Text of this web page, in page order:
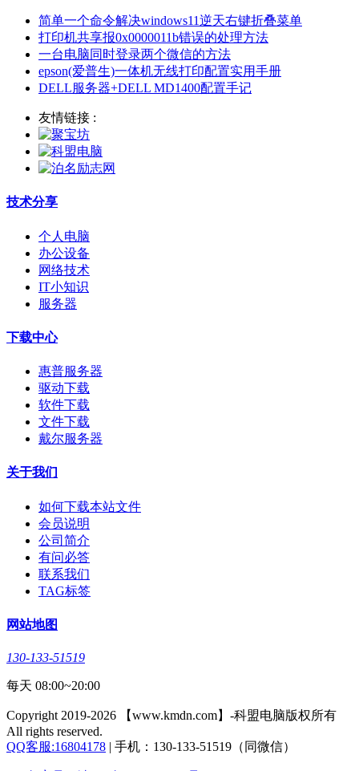
简单一个命令解决windows11逆天右键折叠菜单
打印机共享报0x0000011b错误的处理方法
一台电脑同时登录两个微信的方法
epson(爱普生)一体机无线打印配置实用手册
DELL服务器+DELL MD1400配置手记
友情链接 :
技术分享
个人电脑
办公设备
网络技术
IT小知识
服务器
下载中心
惠普服务器
驱动下载
软件下载
文件下载
戴尔服务器
关于我们
如何下载本站文件
会员说明
公司简介
有问必答
联系我们
TAG标签
网站地图
130-133-51519
每天 08:00~20:00
Copyright 2019-2026 【www.kmdn.com】-科盟电脑版权所有
All rights reserved.
QQ客服:16804178 | 手机：130-133-51519（同微信）